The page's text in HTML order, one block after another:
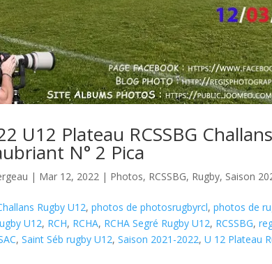
U12 Plateau RCSSBG
N° 2 Pica
| Mar 12, 2022 | Photos, RCSSBG, Rugby, Saison
Rugby U12,photos de photosrugbyrcl,photos de
U12, RCH, RCHA, RCHA Segré Rugby U12, RCSSBG,
,Saint Séb rugby U12,Saison 2021-2022,U 12 Plateau